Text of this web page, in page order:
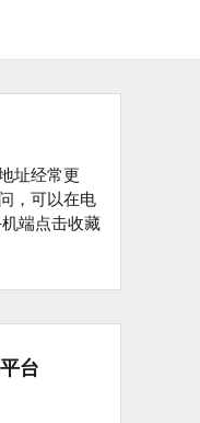
址经常更
，可以在电
端点击收藏
台